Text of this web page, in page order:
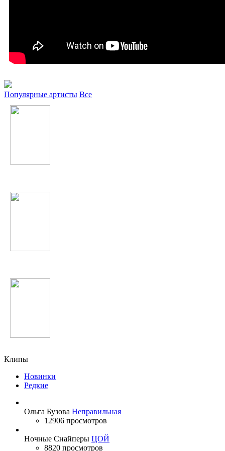
Популярные артисты Все
Клипы
Новинки
Редкие
Ольга Бузова Неправильная
12906 просмотров
Ночные Снайперы ЦОЙ
8820 просмотров